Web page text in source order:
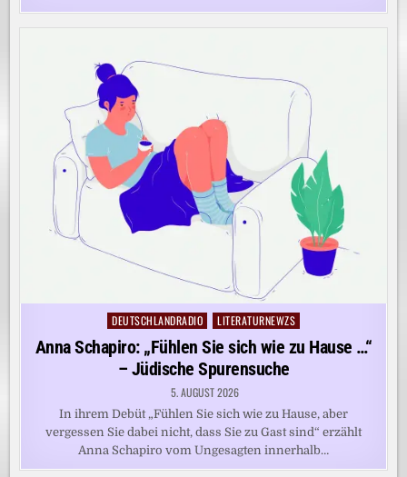
Posted
DEUTSCHLANDRADIO LITERATURNEWZS
Anna Schapiro: „Fühlen Sie sich wie zu Hause …“
– Jüdische Spurensuche
5. AUGUST 2026
In ihrem Debüt „Fühlen Sie sich wie zu Hause, aber
vergessen Sie dabei nicht, dass Sie zu Gast sind“ erzählt
Anna Schapiro vom Ungesagten innerhalb…